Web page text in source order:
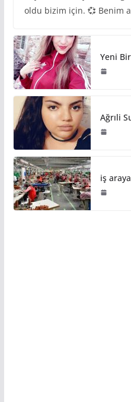
oldu bizim için. 💞 Benim
Yeni
Ağrıli
iş